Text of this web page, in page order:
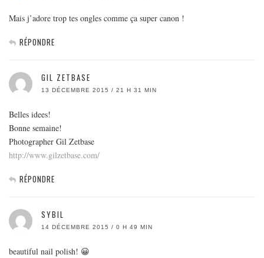
Mais j’adore trop tes ongles comme ça super canon !
RÉPONDRE
GIL ZETBASE
13 DÉCEMBRE 2015 / 21 H 31 MIN
Belles idees!
Bonne semaine!
Photographer Gil Zetbase
http://www.gilzetbase.com/
RÉPONDRE
SYBIL
14 DÉCEMBRE 2015 / 0 H 49 MIN
beautiful nail polish! 😀